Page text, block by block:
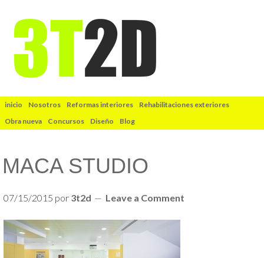
inicio Nosotros Reformas interiores
Rehabilitaciones exteriores
Obra nueva
Concursos Diseño Blog
MACA STUDIO
07/15/2015 por 3t2d Leave a Comment